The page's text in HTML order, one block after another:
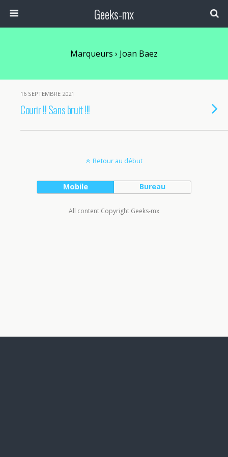
Geeks-mx
Marqueurs › Joan Baez
16 SEPTEMBRE 2021
Courir !! Sans bruit !!!
Retour au début
Mobile Bureau
All content Copyright Geeks-mx